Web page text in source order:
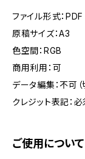
ファイル形式：PDF
原稿サイズ：A3
色空間：RGB
商用利用：可
データ編集：不可（
クレジット表記：必
ご使用について